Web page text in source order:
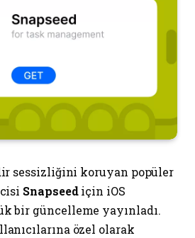
sessizliğini koruyan popüler
Snapseediçin iOS
bir güncelleme yayınladı.
özel olarak